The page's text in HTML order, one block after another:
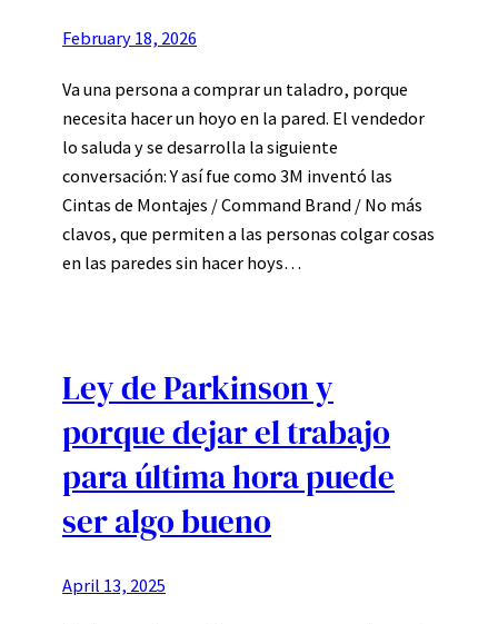
February 18, 2026
Va una persona a comprar un taladro, porque
necesita hacer un hoyo en la pared. El vendedor
lo saluda y se desarrolla la siguiente
conversación: Y así fue como 3M inventó las
Cintas de Montajes / Command Brand / No más
clavos, que permiten a las personas colgar cosas
en las paredes sin hacer hoys…
Ley de Parkinson y
porque dejar el trabajo
para última hora puede
ser algo bueno
April 13, 2025